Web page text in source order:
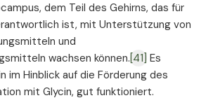
dem Teil des Gehirns, das für
ist, mit Unterstützung von
und
wachsen können. [41] Es
im Hinblick auf die Förderung des
mit Glycin, gut funktioniert.